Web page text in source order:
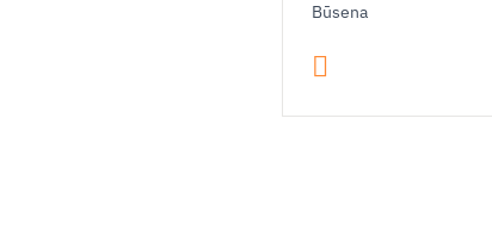
Būsena